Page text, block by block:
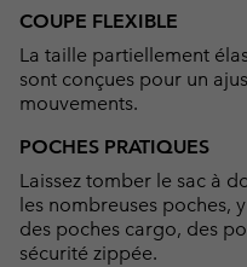
COUPE FLEXIBLE
La taille partiellement
sont conçues pour un
mouvements.
POCHES PRATIQUES
Laissez tomber le sac à
les nombreuses poches,
des poches cargo, des
sécurité zippée.